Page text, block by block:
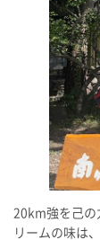
20km強を己の
リームの味は